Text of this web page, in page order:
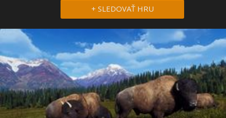
+ SLEDOVAŤ HRU